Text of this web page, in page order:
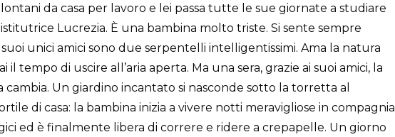
da casa per lavoro e lei passa tutte le sue giornate a studiare
Lucrezia. È una bambina molto triste. Si sente sempre
unici amici sono due serpentelli intelligentissimi. Ama la natura
il tempo di uscire all’aria aperta. Ma una sera, grazie ai suoi amici, la
cambia. Un giardino incantato si nasconde sotto la torretta al
di casa: la bambina inizia a vivere notti meravigliose in compagnia
ed è finalmente libera di correre e ridere a crepapelle. Un giorno